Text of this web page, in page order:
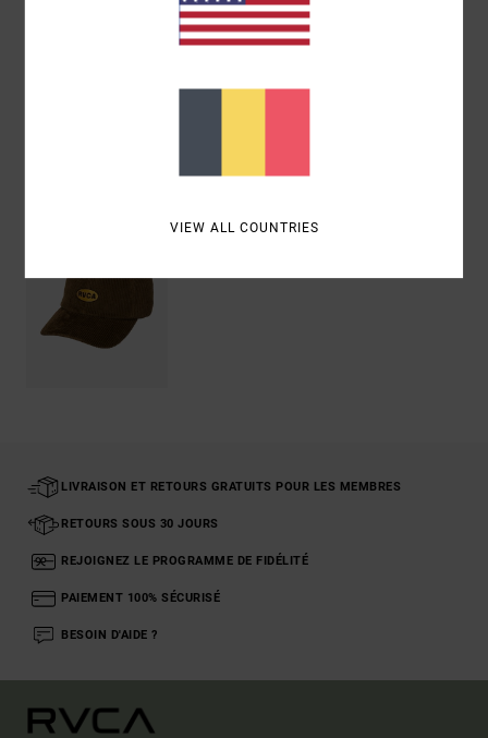
Articles vus récemment
LIVRAISON ET RETOURS GRATUITS POUR LES MEMBRES
RETOURS SOUS 30 JOURS
REJOIGNEZ LE PROGRAMME DE FIDÉLITÉ
PAIEMENT 100% SÉCURISÉ
BESOIN D'AIDE ?
VIEW ALL COUNTRIES